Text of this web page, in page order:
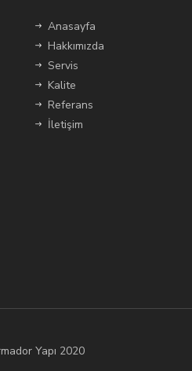
Anasayfa
Hakkımızda
Servis
Kalite
Referans
İletişim
Yapı 2020